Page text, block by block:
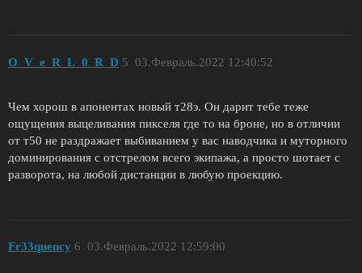
O_V_e_R_L_0_R_D 03.Февраль.2022 12:40:52
5
Чем хорош в апонентах новый т28э. Он дарит тебе теже
ощущения выцеливания пикселя где то на броне, но в отличии
от т50 не раздражает выбиванием у вас наводчика и муторного
доминирования с отстрелом всего экипажа, а просто шотает с
разворота, на любой дистанции в любую проекцию.
Fr33quency 03.Февраль.2022 12:59:00
6